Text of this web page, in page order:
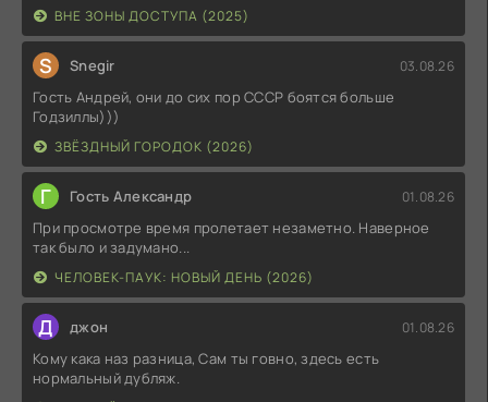
ВНЕ ЗОНЫ ДОСТУПА (2025)
S Snegir 03.08.26
Гость Андрей, они до сих пор СССР боятся больше
Годзиллы)))
ЗВЁЗДНЫЙ ГОРОДОК (2026)
Г Гость Александр 01.08.26
При просмотре время пролетает незаметно. Наверное
так было и задумано...
ЧЕЛОВЕК-ПАУК: НОВЫЙ ДЕНЬ (2026)
Д джон 01.08.26
Кому кака наз разница, Сам ты говно, здесь есть
нормальный дубляж.